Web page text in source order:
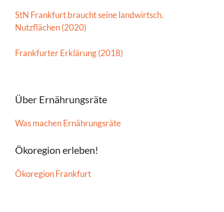
StN Frankfurt braucht seine landwirtsch.
Nutzflächen (2020)
Frankfurter Erklärung (2018)
Über Ernährungsräte
Was machen Ernährungsräte
Ökoregion erleben!
Ökoregion Frankfurt